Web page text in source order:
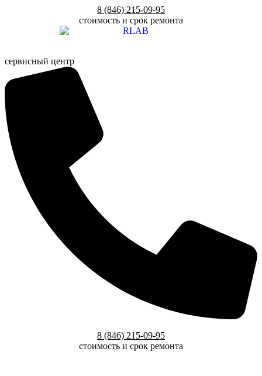
8 (846) 215-09-95
стоимость и срок ремонта
сервисный центр
8 (846) 215-09-95
стоимость и срок ремонта